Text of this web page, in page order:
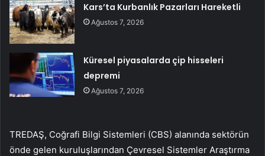
Kars’ta Kurbanlık Pazarları Hareketli
Ağustos 7, 2026
Küresel piyasalarda çip hisseleri
depremi
Ağustos 7, 2026
TREDAŞ, Coğrafi Bilgi Sistemleri (CBS) alanında sektörün
önde gelen kuruluşlarından Çevresel Sistemler Araştırma